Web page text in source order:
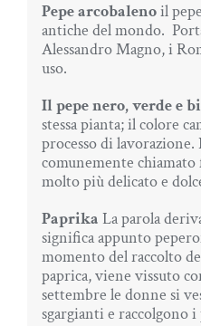
Pepe arcobalenoil
antiche del mondo.
Alessandro Magno, i
uso.
Il pepe nero, verde e
stessa pianta; il colore
processo di lavorazione.
comunemente chiamato
molto più delicato e
Paprika La parola
significa appunto
momento del raccolto
paprica, viene vissuto
settembre le donne si
sgargianti e raccolgono